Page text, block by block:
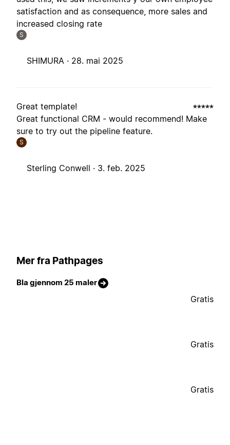
satisfaction and as consequence, more sales and
increased closing rate
S
SHIMURA · 28. mai 2025
Great template!
Great functional CRM - would recommend! Make
sure to try out the pipeline feature.
S
Sterling Conwell · 3. feb. 2025
Mer fra Pathpages
Bla gjennom 25 maler
Gratis
Gratis
Gratis